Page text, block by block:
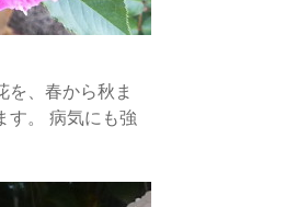
を、春から秋ま
す。 病気にも強